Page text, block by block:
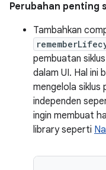
Perubahan penting
Tambahkan
pembuatan
dalam UI. Hal ini
mengelola siklus
independen
ingin membuat
library seperti